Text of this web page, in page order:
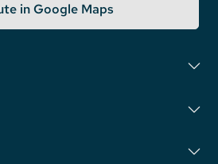
in Google Maps